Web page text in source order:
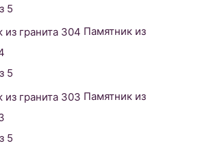
5
Памятник из
5
Памятник из
5